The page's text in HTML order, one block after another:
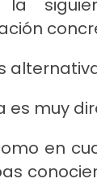
la
es muy
en